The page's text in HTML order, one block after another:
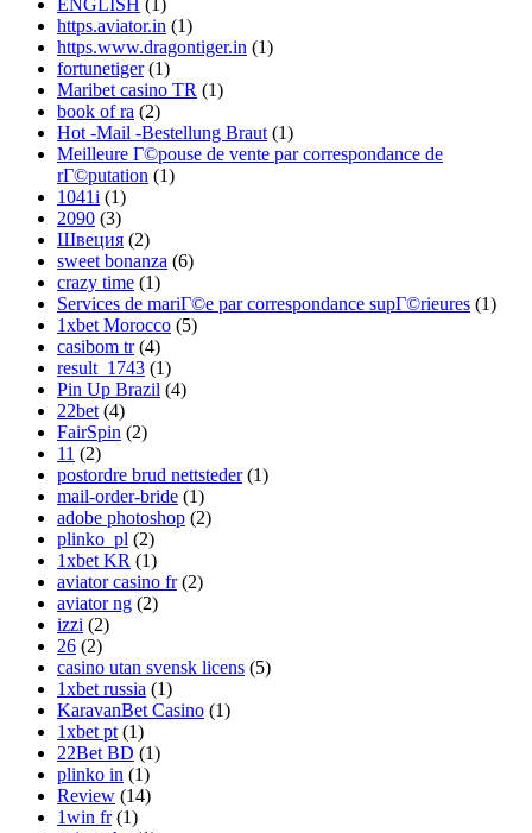
ENGLISH (1)
https.aviator.in (1)
https.www.dragontiger.in (1)
fortunetiger(1)
Maribet casino TR (1)
book of ra (2)
Hot -Mail -Bestellung Braut (1)
Meilleure Г©pouse de vente par correspondance de
rГ©putation (1)
1041i (1)
2090 (3)
Швеция (2)
sweet bonanza (6)
crazy time (1)
Services de mariГ©e par correspondance supГ©rieures (1)
1xbet Morocco (5)
casibom tr(4)
result_1743 (1)
Pin Up Brazil (4)
22bet (4)
FairSpin (2)
11 (2)
postordre brud nettsteder(1)
mail-order-bride (1)
adobe photoshop (2)
plinko_pl (2)
1xbet KR (1)
aviator casino fr(2)
aviator ng (2)
izzi (2)
26 (2)
casino utan svensk licens (5)
1xbet russia (1)
KaravanBet Casino (1)
1xbet pt (1)
22Bet BD (1)
plinko in (1)
Review (14)
1win fr(1)